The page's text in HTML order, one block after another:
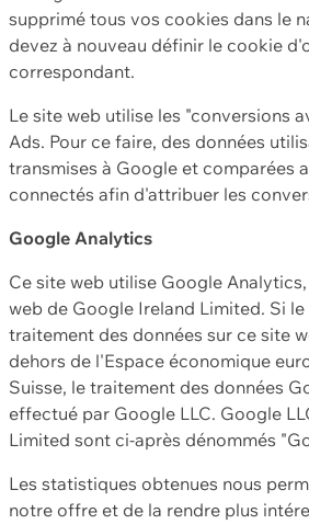
supprimé tous vos cookies dans le
devez à nouveau définir le cookie
correspondant.
Le site web utilise les "conversions
Ads. Pour ce faire, des données
transmises à Google et comparées
connectés afin d'attribuer les
Google Analytics
Ce site web utilise Google
web de Google Ireland Limited. Si
traitement des données sur ce site
dehors de l'Espace économique
Suisse, le traitement des données
effectué par Google LLC. Google
Limited sont ci-après dénommés
Les statistiques obtenues nous
notre offre et de la rendre plus